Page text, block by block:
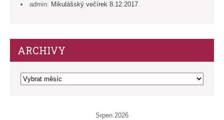
admin: Mikulášský večírek 8.12.2017
ARCHIVY
Archivy
Srpen 2026